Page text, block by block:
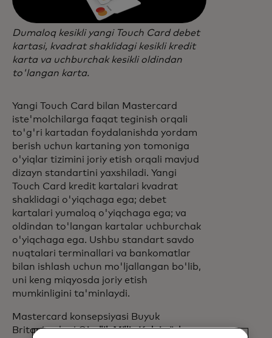
Dumaloq kesikli yangi Touch Card debet
kartasi, kvadrat shaklidagi kesikli kredit
karta va uchburchak kesikli oldindan
to'langan karta.
Yangi Touch Card bilan Mastercard
iste'molchilarga faqat teginish orqali
to'g'ri kartadan foydalanishda yordam
berish uchun kartaning yon tomoniga
o'yiqlar tizimini joriy etish orqali mavjud
dizayn standartini yaxshiladi. Yangi
Touch Card kredit kartalari kvadrat
shaklidagi o'yiqchaga ega; debet
kartalari yumaloq o'yiqchaga ega; va
oldindan to'langan kartalar uchburchak
o'yiqchaga ega. Ushbu standart savdo
nuqtalari terminallari va bankomatlar
bilan ishlash uchun mo'ljallangan bo'lib,
uni keng miqyosda joriy etish
mumkinligini ta'minlaydi.
Mastercard konsepsiyasi Buyuk
BritaniyadagiQirollik Milliy Ko'zi ojizlar